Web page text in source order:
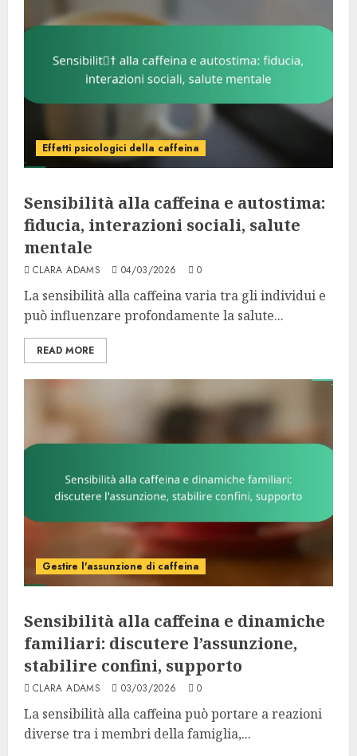
Effetti psicologici della caffeina
Sensibilità alla caffeina e autostima:
fiducia, interazioni sociali, salute
mentale
CLARA ADAMS 04/03/2026 0
La sensibilità alla caffeina varia tra gli individui e
può influenzare profondamente la salute...
READ MORE
Gestire l'assunzione di caffeina
Sensibilità alla caffeina e dinamiche
familiari: discutere l’assunzione,
stabilire confini, supporto
CLARA ADAMS 03/03/2026 0
La sensibilità alla caffeina può portare a reazioni
diverse tra i membri della famiglia,...